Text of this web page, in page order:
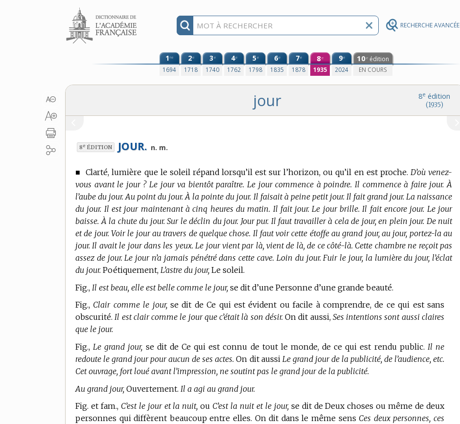
RECHERCHE AVANCÉE
Aller au contenu
1re
1694
2e
1718
3e
1740
4e
1762
5e
1798
6e
1835
7e
1878
8e
1935
9e
2024
10e édition
EN COURS
8e édition
(1935)
jour
8e ÉDITION JOUR. n. m.
■Clarté, lumière que le soleil répand lorsqu’il est sur l’horizon, ou qu’il en est proche. D’où venez-
vous avant le jour ? Le jour va bientôt paraître. Le jour commence à poindre. Il commence à faire jour. À
l’aube du jour. Au point du jour. À la pointe du jour. Il faisait à peine petit jour. Il fait grand jour. La naissance
du jour. Il est jour maintenant à cinq heures du matin. Il fait jour. Le jour brille. Il fait encore jour. Le jour
baisse. À la chute du jour. Sur le déclin du jour. Jour pur. Il faut travailler à cela de jour, en plein jour. De nuit
et de jour. Voir le jour au travers de quelque chose. Il faut voir cette étoffe au grand jour, au jour, portez-la au
jour. Il avait le jour dans les yeux. Le jour vient par là, vient de là, de ce côté-là. Cette chambre ne reçoit pas
assez de jour. Le jour n’a jamais pénétré dans cette cave. Loin du jour. Fuir le jour, la lumière du jour, l’éclat
du jour. Poétiquement, L’astre du jour, Le soleil.
Fig., Il est beau, elle est belle comme le jour, se dit d’une Personne d’une grande beauté.
Fig., Clair comme le jour,se dit de Ce qui est évident ou facile à comprendre, de ce qui est sans
obscurité.Il est clair comme le jour que c’était là son désir.On dit aussi, Ses intentions sont aussi claires
que le jour.
Fig., Le grand jour, se dit de Ce qui est connu de tout le monde, de ce qui est rendu public. Il ne
redoute le grand jour pour aucun de ses actes. On dit aussi Le grand jour de la publicité, de l’audience, etc.
Cet ouvrage, fort loué avant l’impression, ne soutint pas le grand jour de la publicité.
Au grand jour, Ouvertement. Il a agi au grand jour.
Fig. et fam., C’est le jour et la nuit, ou C’est la nuit et le jour,se dit de Deux choses ou même de deux
personnes qui diffèrent beaucoup entre elles. On dit dans le même sens Ces deux personnes, ces